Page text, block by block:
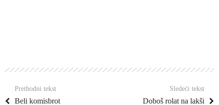
Prethodni tekst
Beli komisbrot
Sledeći tekst
Doboš rolat na lakši